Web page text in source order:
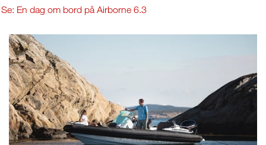
Se: En dag om bord på Airborne 6.3